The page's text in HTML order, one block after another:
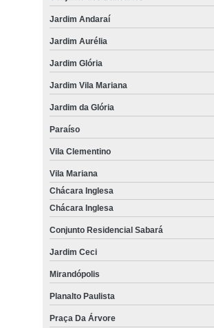
Jardim Andaraí
Jardim Aurélia
Jardim Glória
Jardim Vila Mariana
Jardim da Glória
Paraíso
Vila Clementino
Vila Mariana
Chácara Inglesa
Chácara Inglesa
Conjunto Residencial Sabará
Jardim Ceci
Mirandópolis
Planalto Paulista
Praça Da Árvore